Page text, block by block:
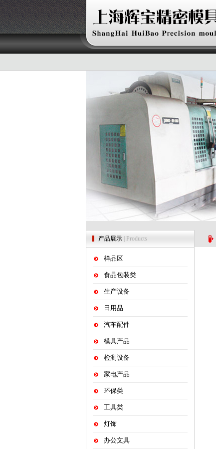
产品展示 | Products
样品区
食品包装类
生产设备
日用品
汽车配件
模具产品
检测设备
家电产品
环保类
工具类
灯饰
办公文具